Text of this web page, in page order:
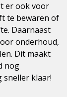
er ook voor
te bewaren of
Daarnaast
onderhoud,
Dit maakt
nog
sneller klaar!